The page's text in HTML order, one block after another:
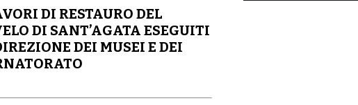
DI RESTAURO DEL
DI SANT’AGATA ESEGUITI
DEI MUSEI E DEI